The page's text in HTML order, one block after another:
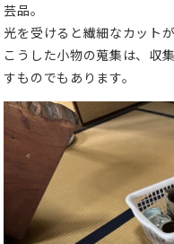
芸品。
光を受けると繊細なカット
こうした小物の蒐集は、収
すものでもあります。